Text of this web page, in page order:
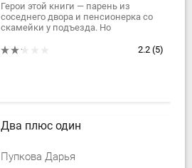
Герои этой книги — парень из
соседнего двора и пенсионерка со
скамейки у подъезда. Но
пришлось пережить, заставили бы
2.2 (5)
Два плюс один
Пупкова Дарья